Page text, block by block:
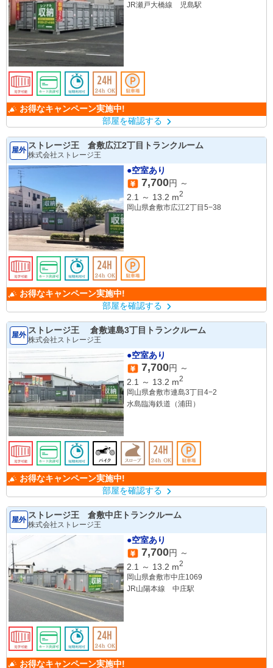
JR瀬戸大橋線 児島駅
お得なキャンペーン実施中!
部屋を確認する
屋外 ストレージ王 倉敷広江2丁目トランクルーム
株式会社ストレージ王
●空室あり
7,700円 ～
2.1
～ 13.2 m2
岡山県倉敷市広江2丁目5−38
お得なキャンペーン実施中!
部屋を確認する
屋外 ストレージ王 倉敷連島3丁目トランクルーム
株式会社ストレージ王
●空室あり
7,700円 ～
2.1
～ 13.2 m2
岡山県倉敷市連島3丁目4−2
水島臨海鉄道（浦田）
お得なキャンペーン実施中!
部屋を確認する
屋外 ストレージ王 倉敷中庄トランクルーム
株式会社ストレージ王
●空室あり
7,700円 ～
2.1
～ 13.2 m2
岡山県倉敷市中庄1069
JR山陽本線 中庄駅
お得なキャンペーン実施中!